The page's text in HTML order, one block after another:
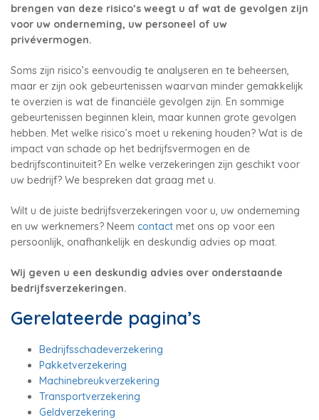
brengen van deze risico’s weegt u af wat de gevolgen zijn
voor uw onderneming, uw personeel of uw
privévermogen.
Soms zijn risico’s eenvoudig te analyseren en te beheersen,
maar er zijn ook gebeurtenissen waarvan minder gemakkelijk
te overzien is wat de financiële gevolgen zijn. En sommige
gebeurtenissen beginnen klein, maar kunnen grote gevolgen
hebben. Met welke risico’s moet u rekening houden? Wat is de
impact van schade op het bedrijfsvermogen en de
bedrijfscontinuiteit? En welke verzekeringen zijn geschikt voor
uw bedrijf? We bespreken dat graag met u.
Wilt u de juiste bedrijfsverzekeringen voor u, uw onderneming
en uw werknemers? Neem contact met ons op voor een
persoonlijk, onafhankelijk en deskundig advies op maat.
Wij geven u een deskundig advies over onderstaande
bedrijfsverzekeringen.
Gerelateerde pagina’s
Bedrijfsschadeverzekering
Pakketverzekering
Machinebreukverzekering
Transportverzekering
Geldverzekering